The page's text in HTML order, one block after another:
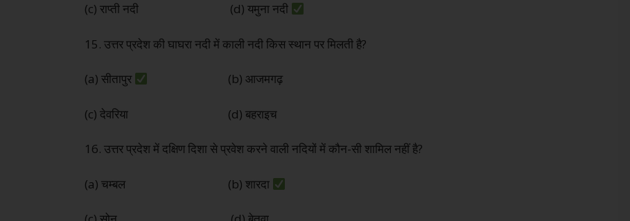
(c) राप्ती नदी (d) यमुना नदी
15. उत्तर प्रदेश की घाघरा नदी में काली नदी किस स्थान पर मिलती है?
(a) सीतापुर (b) आजमगढ़
(c) देवरिया (d) बहराइच
16. उत्तर प्रदेश में दक्षिण दिशा से प्रवेश करने वाली नदियों में कौन-सी शामिल नहीं है?
(a) चम्बल (b) शारदा